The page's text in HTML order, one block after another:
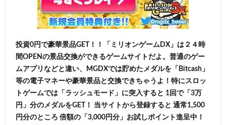
投資0円で豪華景品GET！！「ミリオンゲームDX」は２４時
間OPENの景品交換ができるゲームサイトだよ。普通のゲー
ムアプリなどと違い、MGDXでは貯めたメダルを「Bitcash」
等の電子マネーや豪華景品と交換できちゃうよ！特にスロッ
トゲームでは「ラッシュモード」に突入すると 1回で「3万
円」分のメダルをGET！ 当サイトから登録すると 通常1,500
円分のところ 倍額の「3,000円分」お試しポイント進呈中！